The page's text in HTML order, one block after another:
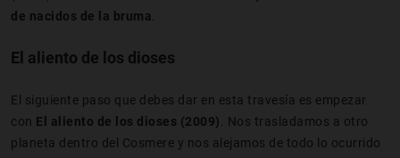
de nacidos de la bruma
El aliento de los dioses
El siguiente paso que debes dar en esta travesía es empezar
con El aliento de los dioses (2009) . Nos trasladamos a otro
planeta dentro del Cosmere y nos alejamos de todo lo ocurrido